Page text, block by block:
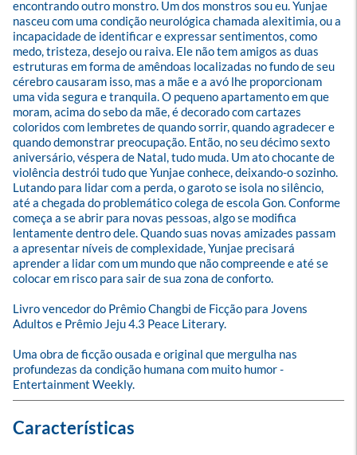
encontrando outro monstro. Um dos monstros sou eu. Yunjae
nasceu com uma condição neurológica chamada alexitimia, ou a
incapacidade de identificar e expressar sentimentos, como
medo, tristeza, desejo ou raiva. Ele não tem amigos as duas
estruturas em forma de amêndoas localizadas no fundo de seu
cérebro causaram isso, mas a mãe e a avó lhe proporcionam
uma vida segura e tranquila. O pequeno apartamento em que
moram, acima do sebo da mãe, é decorado com cartazes
coloridos com lembretes de quando sorrir, quando agradecer e
quando demonstrar preocupação. Então, no seu décimo sexto
aniversário, véspera de Natal, tudo muda. Um ato chocante de
violência destrói tudo que Yunjae conhece, deixando-o sozinho.
Lutando para lidar com a perda, o garoto se isola no silêncio,
até a chegada do problemático colega de escola Gon. Conforme
começa a se abrir para novas pessoas, algo se modifica
lentamente dentro dele. Quando suas novas amizades passam
a apresentar níveis de complexidade, Yunjae precisará
aprender a lidar com um mundo que não compreende e até se
colocar em risco para sair de sua zona de conforto.
Livro vencedor do Prêmio Changbi de Ficção para Jovens
Adultos e Prêmio Jeju 4.3 Peace Literary.
Uma obra de ficção ousada e original que mergulha nas
profundezas da condição humana com muito humor -
Entertainment Weekly.